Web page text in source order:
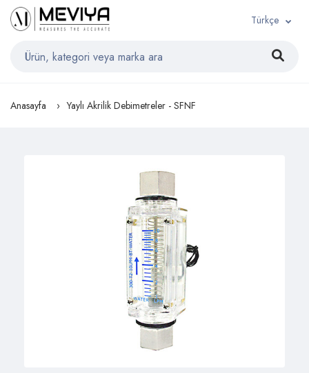
Türkçe
Anasayfa Yaylı Akrilik Debimetreler - SFNF